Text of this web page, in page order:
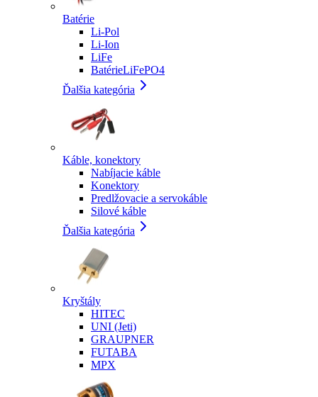
Batérie
Li-Pol
Li-Ion
LiFe
BatérieLiFePO4
Ďalšia kategória
Káble, konektory
Nabíjacie káble
Konektory
Predlžovacie a servokáble
Silové káble
Ďalšia kategória
Kryštály
HITEC
UNI (Jeti)
GRAUPNER
FUTABA
MPX